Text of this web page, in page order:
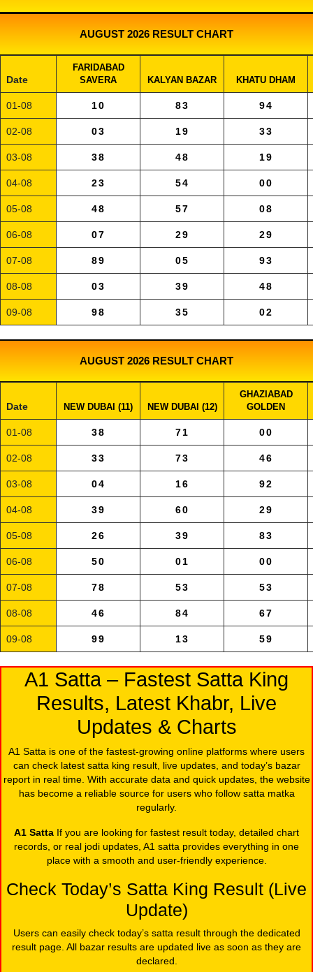
AUGUST 2026 RESULT CHART
Date
FARIDABAD
SAVERA
KALYAN BAZAR KHATU DHAM
01-08 10 83 94
02-08 03 19 33
03-08 38 48 19
04-08 23 54 00
05-08 48 57 08
06-08 07 29 29
07-08 89 05 93
08-08 03 39 48
09-08 98 35 02
AUGUST 2026 RESULT CHART
Date NEW DUBAI (11) NEW DUBAI (12)
GHAZIABAD
GOLDEN
01-08 38 71 00
02-08 33 73 46
03-08 04 16 92
04-08 39 60 29
05-08 26 39 83
06-08 50 01 00
07-08 78 53 53
08-08 46 84 67
09-08 99 13 59
A1 Satta – Fastest Satta King
Results, Latest Khabr, Live
Updates & Charts
A1 Satta is one of the fastest-growing online platforms where users
can check latest satta king result, live updates, and today’s bazar
report in real time. With accurate data and quick updates, the website
has become a reliable source for users who follow satta matka
regularly.
A1 Satta If you are looking for fastest result today, detailed chart
records, or real jodi updates, A1 satta provides everything in one
place with a smooth and user-friendly experience.
Check Today’s Satta King Result (Live
Update)
Users can easily check today’s satta result through the dedicated
result page. All bazar results are updated live as soon as they are
declared.